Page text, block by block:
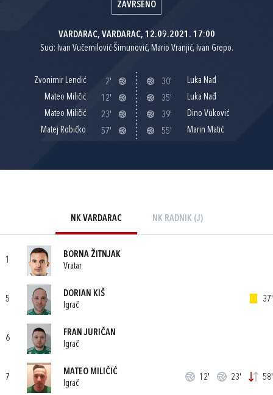
ZAVRŠENO
VARDARAC, VARDARAC, 12.09.2021. 17:00
Suci: Ivan Vučemilović-Šimunović, Mario Vranjić, Ivan Grepo.
Zvonimir Lendić
2'
Mateo Miličić
12'
Mateo Miličić
23'
Matej Robičko
57'
30'
Luka Nađ
35'
Luka Nađ
39'
Dino Vuković
55'
Marin Matić
NK VARDARAC NK RADNIK (J)
1
BORNA ŽITNJAK
Vratar
5
DORIAN KIŠ
Igrač
37'
6
FRAN JURIČAN
Igrač
7
MATEO MILIČIĆ
Igrač
12' 23' 58'